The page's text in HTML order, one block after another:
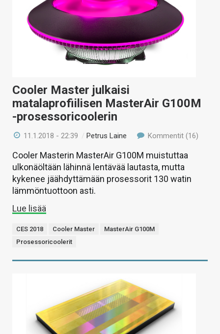
Cooler Master julkaisi
matalaprofiilisen MasterAir G100M
-prosessoricoolerin
11.1.2018 - 22:39 / Petrus Laine Kommentit (16)
Cooler Masterin MasterAir G100M muistuttaa
ulkonäöltään lähinnä lentävää lautasta, mutta
kykenee jäähdyttämään prosessorit 130 watin
lämmöntuottoon asti.
Lue lisää
CES 2018 Cooler Master
MasterAir G100M
Prosessoricoolerit